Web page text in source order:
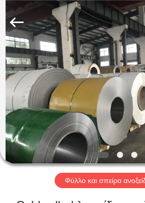
ΣΠΊΤΙ
ΠΡΟΪΌΝΤΑ
ΒΊΝΤΕΟ
ΠΕΡΊΠΟΥ
ΕΜΕΊΣ
Steel
Rights
Reserved.
Φύλλο και σπείρα